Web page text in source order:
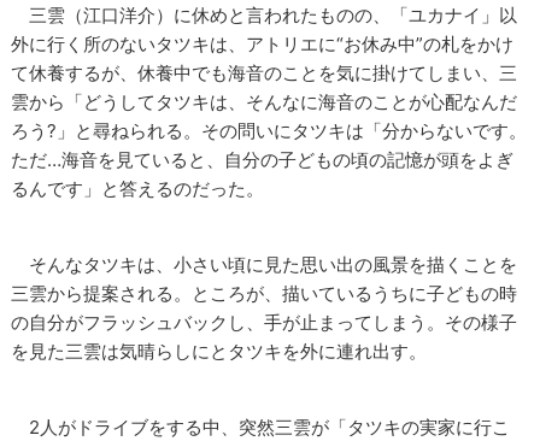
三雲（江口洋介）に休めと言われたものの、「ユカナイ」以
外に行く所のないタツキは、アトリエに“お休み中”の札をかけ
て休養するが、休養中でも海音のことを気に掛けてしまい、三
雲から「どうしてタツキは、そんなに海音のことが心配なんだ
ろう?」と尋ねられる。その問いにタツキは「分からないです。
ただ…海音を見ていると、自分の子どもの頃の記憶が頭をよぎ
るんです」と答えるのだった。
そんなタツキは、小さい頃に見た思い出の風景を描くことを
三雲から提案される。ところが、描いているうちに子どもの時
の自分がフラッシュバックし、手が止まってしまう。その様子
を見た三雲は気晴らしにとタツキを外に連れ出す。
2人がドライブをする中、突然三雲が「タツキの実家に行こ